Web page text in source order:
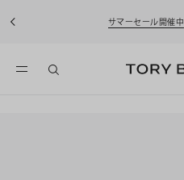
サマーセール開催中